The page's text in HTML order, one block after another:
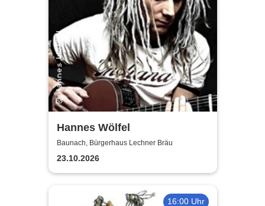
Hannes Wölfel
Baunach, Bürgerhaus Lechner Bräu
23.10.2026
16:00 Uhr